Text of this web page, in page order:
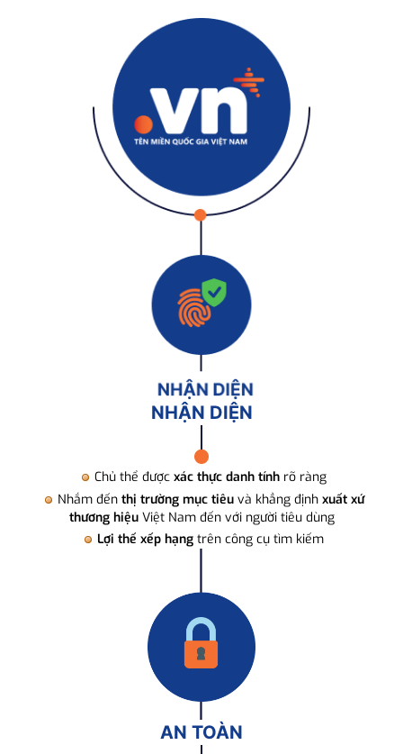
NHẬN DIỆN
Chủ thể được xác thực danh tính rõ ràng
Nhắm đến thị trường mục tiêuvà khẳng định xuất xứ
thương hiệuViệt Nam đến với người tiêu dùng
Lợi thế xếp hạng trên công cụ tìm kiếm
AN TOÀN